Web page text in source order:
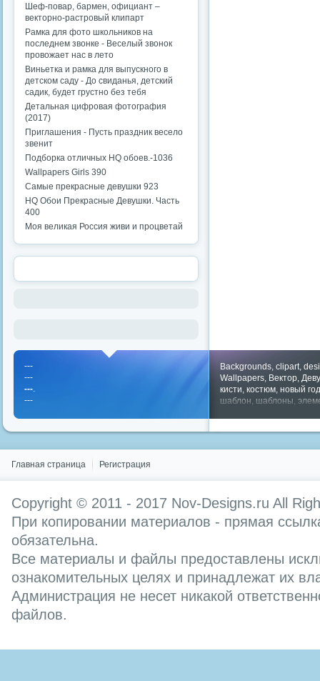
Шеф-повар, бармен, официант –
векторно-растровый клипарт
Рамка для фото школьников на
последнем звонке - Веселый звонок
провожает нас в лето
Виньетка и рамка для выпускного в
детском саду - До свиданья, детский
садик, будет грустно без тебя
Детальная цифровая фотография
(2017)
Приглашения - Пусть праздник весело
звенит
Подборка отличных HQ обоев.-1036
Wallpapers Girls 390
Самые прекрасные девушки 923
HQ Обои Прекрасные Девушки. Часть
400
Моя великая Россия живи и процветай
Backgrounds, clipart,
Wallpapers, Вектор,
кисти, костюм, новый год
шаблон, шаблоны,
---
---
---.
---
Главная страница Регистрация
Copyright © 2011 - 2017 Nov-Designs.ru All
При копировании материалов - прямая
обязательна.
Все материалы и файлы предоставлены
ознакомительных целях и принадлежат их
Администрация не несет никакой
файлов.